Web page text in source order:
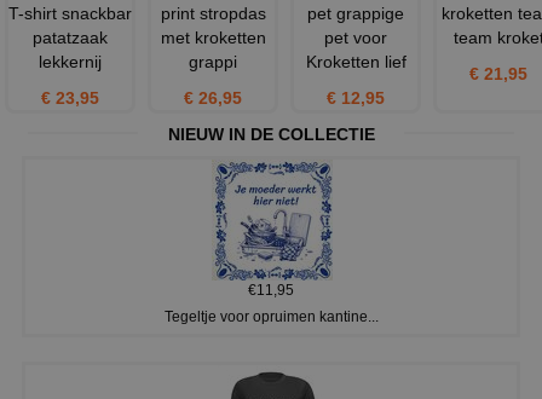
T-shirt snackbar
patatzaak
lekkernij
€ 23,95
print stropdas
met kroketten
grappi
€ 26,95
pet grappige
pet voor
Kroketten lief
€ 12,95
kroketten
team
€ 21,95
NIEUW IN DE COLLECTIE
€11,95
Tegeltje voor opruimen kantine...